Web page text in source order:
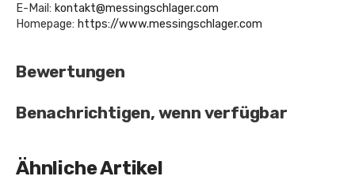
E-Mail: kontakt@messingschlager.com
Homepage: https://www.messingschlager.com
Bewertungen
Benachrichtigen, wenn verfügbar
Ähnliche Artikel